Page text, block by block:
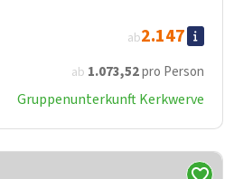
ab 1.073,52pro Person
ab2.147
Gruppenunterkunft Kerkwerve